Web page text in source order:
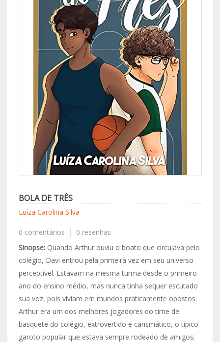
BOLA DE TRÊS
Luíza Carolina Silva
0 comentários
0 resenhas
Sinopse:Quando Arthur ouviu o boato que circulava pelo
colégio, Davi entrou pela primeira vez em seu universo
perceptível. Estavam na mesma turma desde o primeiro
ano do ensino médio, mas nunca tinha sequer escutado
sua voz, pois viviam em mundos praticamente opostos:
Arthur era um dos melhores jogadores do time de
basquete do colégio, extrovertido e carismático, o típico
garoto popular que estava sempre rodeado de amigos;